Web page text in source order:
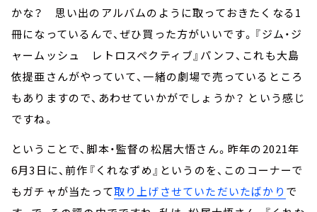
かな？ 思い出のアルバムのように取っておきたくなる1
冊になっているんで、ぜひ買った方がいいです。『ジム・ジ
ャームッシュ レトロスペクティブ』パンフ、これも大島
依提亜さんがやっていて、一緒の劇場で売っているところ
もありますので、あわせていかがでしょうか？ という感じ
ですね。
ということで、脚本・監督の松居大悟さん。昨年の2021年
6月3日に、前作『くれなずめ』というのを、このコーナーで
もガチャが当たって取り上げさせていただいたばかり で